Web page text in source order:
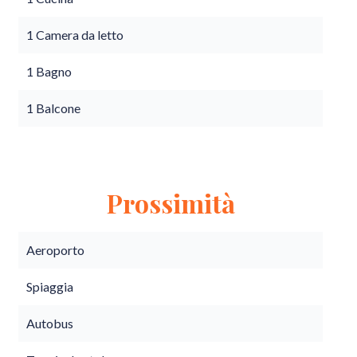
1 Camera da letto
1 Bagno
1 Balcone
Prossimità
Aeroporto
Spiaggia
Autobus